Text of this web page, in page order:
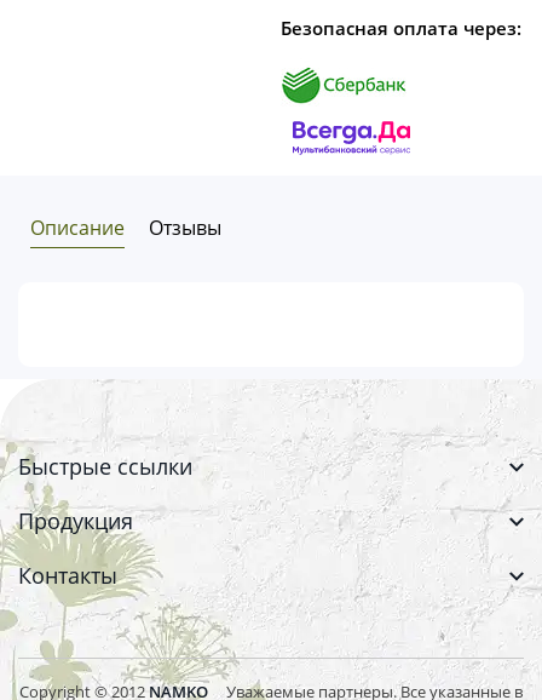
Безопасная оплата через:
Описание Отзывы
Быстрые ссылки
Продукция
Контакты
Copyright © 2012 NAMKO Уважаемые партнеры. Все указанные в